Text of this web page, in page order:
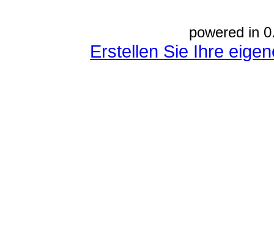
powered in
Erstellen Sie Ihre